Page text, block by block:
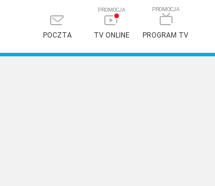
POCZTA TV ONLINE PROGRAM TV